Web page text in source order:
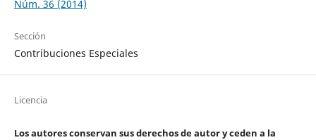
Núm. 36 (2014)
Sección
Contribuciones Especiales
Licencia
Los autores conservan sus derechos de autor y ceden a la